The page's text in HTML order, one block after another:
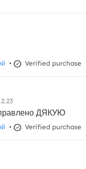
• Verified purchase
ДЯКУЮ
• Verified purchase